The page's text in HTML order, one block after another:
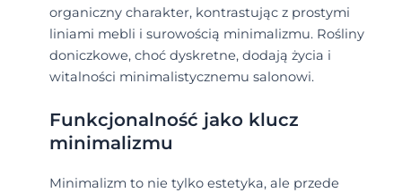
organiczny charakter, kontrastując z prostymi
liniami mebli i surowością minimalizmu. Rośliny
doniczkowe, choć dyskretne, dodają życia i
witalności minimalistycznemu salonowi.
Funkcjonalność jako klucz
minimalizmu
Minimalizm to nie tylko estetyka, ale przede